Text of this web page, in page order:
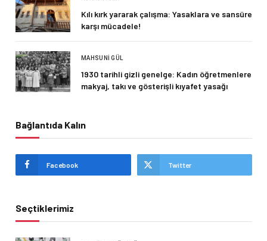
Kılı kırk yararak çalışma: Yasaklara ve sansüre
karşı mücadele!
MAHSUNI GÜL
1930 tarihli gizli genelge: Kadın öğretmenlere
makyaj, takı ve gösterişli kıyafet yasağı
Bağlantıda Kalın
Facebook Twitter
Seçtiklerimiz